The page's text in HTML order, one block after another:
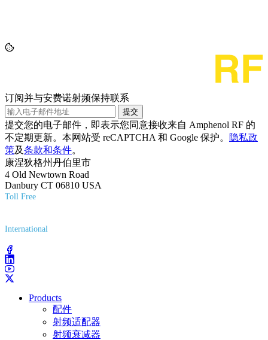
订阅并与安费诺射频保持联系
提交
提交您的电子邮件，即表示您同意接收来自 Amphenol RF 的
不定期更新。本网站受 reCAPTCHA 和 Google 保护。
隐私政
策及条款和条件。
康涅狄格州丹伯里市
4 Old Newtown Road
Danbury CT 06810 USA
Toll Free
International
Products
配件
射频适配器
射频衰减器